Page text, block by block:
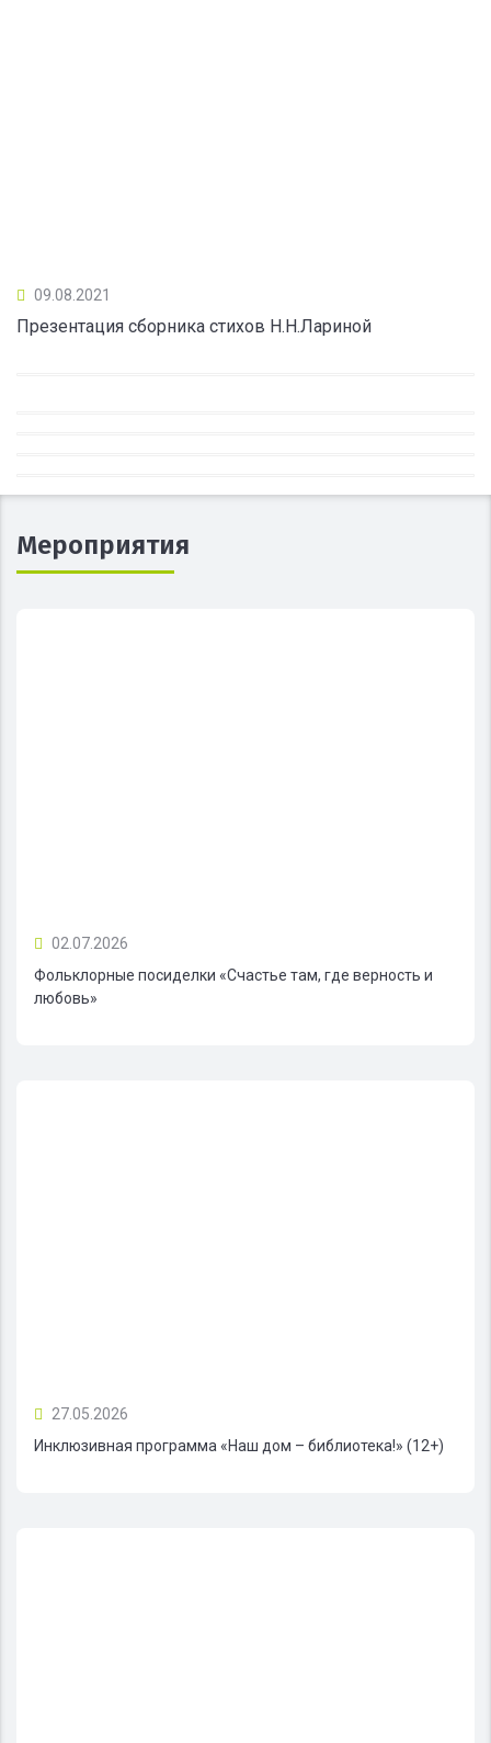
09.08.2021
Презентация сборника стихов Н.Н.Лариной
Мероприятия
02.07.2026
Фольклорные посиделки «Счастье там, где верность и
любовь»
27.05.2026
Инклюзивная программа «Наш дом – библиотека!» (12+)